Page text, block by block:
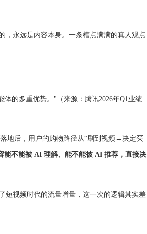
，永远是内容本身。一条槽点满满的真人观点
的多重优势。"（来源：腾讯2026年Q1业绩
地后，用户的购物路径从“刷到视频→决定买
能不能被 AI 理解、能不能被 AI 推荐，直接决
短视频时代的流量增量，这一次的逻辑其实差